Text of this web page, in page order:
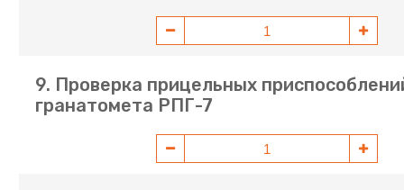
9. Проверка прицельных
гранатомета РПГ-7